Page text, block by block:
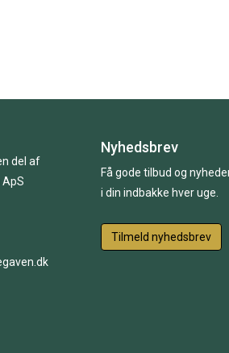
del af
Nyhedsbrev
Få gode tilbud og
i din indbakke hver uge.
Tilmeld nyhedsbrev